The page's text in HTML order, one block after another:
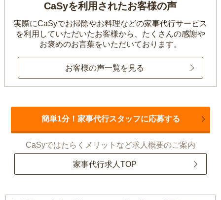
CaSyを利用されたお客様の声
実際にCaSyでお掃除やお料理などの家事代行サービス
を利用していただいたお客様から、 たくさんの感謝や
お褒めのお言葉をいただいております。
お客様の声一覧を見る
簡単1分！家事代行スタッフに応募する
CaSyではたらくメリットなど求人概要のご案内
家事代行求人TOP